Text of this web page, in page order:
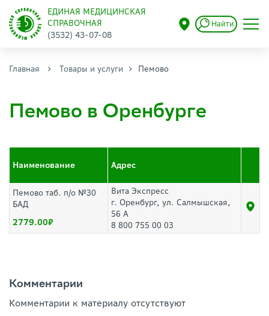
ЕДИНАЯ МЕДИЦИНСКАЯ
СПРАВОЧНАЯ
(3532) 43-07-08
Найти
Главная Товары и услуги Пемово
Пемово в Оренбурге
Наименование Адрес
Пемово таб. п/о №30
БАД
2779.00
Вита Экспресс
г. Оренбург, ул. Салмышская,
56 А
8 800 755 00 03
Комментарии
Комментарии к материалу отсутствуют